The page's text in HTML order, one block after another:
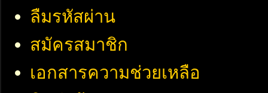
ลืมรหัสผ่าน
สมัครสมาชิก
เอกสารความช่วยเหลือ